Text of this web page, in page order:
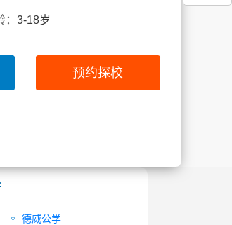
：3-18岁
预约探校
德威公学